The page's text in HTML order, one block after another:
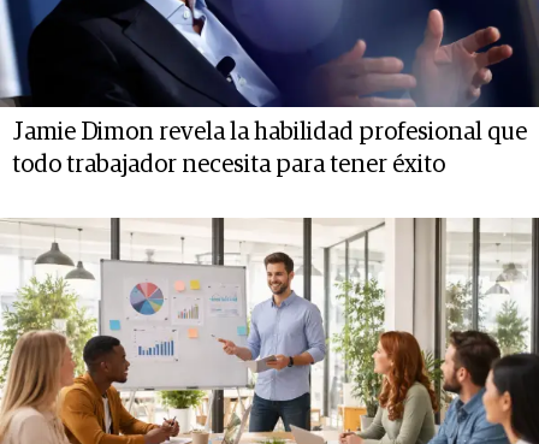
Jamie Dimon revela la habilidad profesional que
todo trabajador necesita para tener éxito